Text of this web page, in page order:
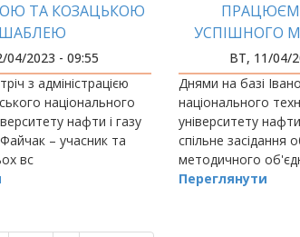
ТА КОЗАЦЬКОЮ
ШАБЛЕЮ
04/2023 - 09:55
з адміністрацією
національного
нафти і газу
– учасник та
вс
УСПІШНОГО
ВТ, 11/04/
Днями на базі
національного
університету
спільне засідання
методичного
директорів
Переглянути